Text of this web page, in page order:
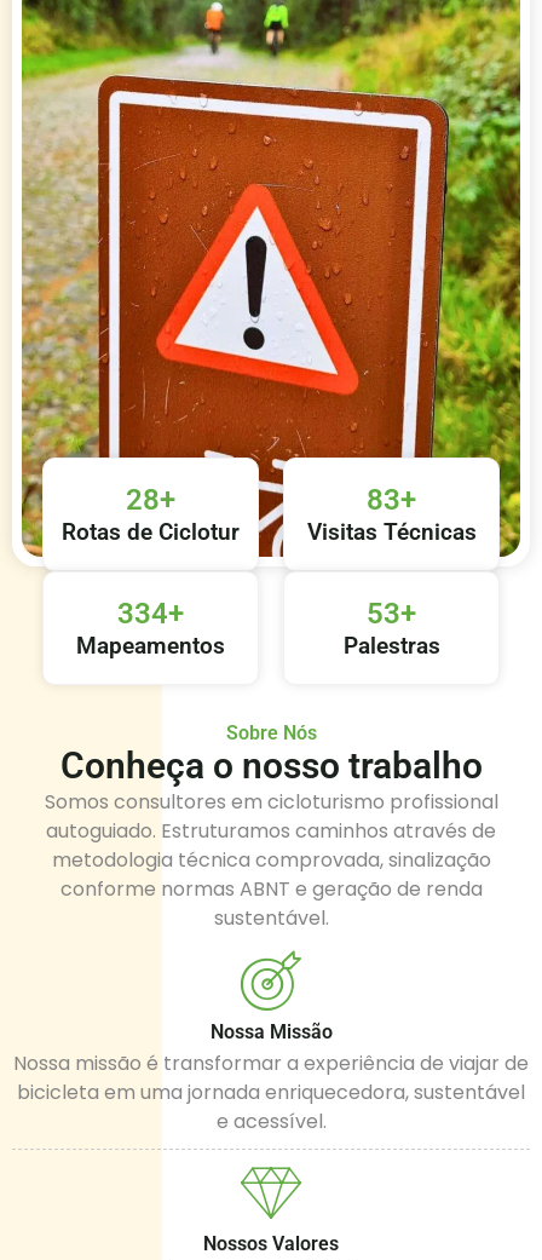
Rotas de Ciclotur
28+
Mapeamentos
334+
Visitas Técnicas
83+
Palestras
53+
Sobre Nós
Conheça o nosso trabalho
Somos consultores em cicloturismo profissional
autoguiado. Estruturamos caminhos através de
metodologia técnica comprovada, sinalização
conforme normas ABNT e geração de renda
sustentável.
Nossa Missão
Nossa missão é transformar a experiência de viajar de
bicicleta em uma jornada enriquecedora, sustentável
e acessível.
Nossos Valores